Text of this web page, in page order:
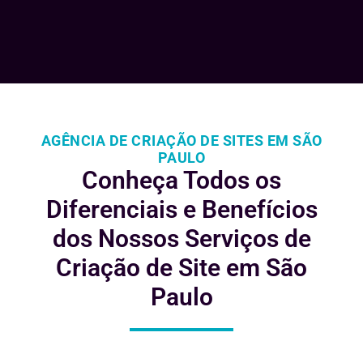
AGÊNCIA DE CRIAÇÃO DE SITES EM SÃO
PAULO
Conheça Todos os
Diferenciais e Benefícios
dos Nossos Serviços de
Criação de Site em São
Paulo